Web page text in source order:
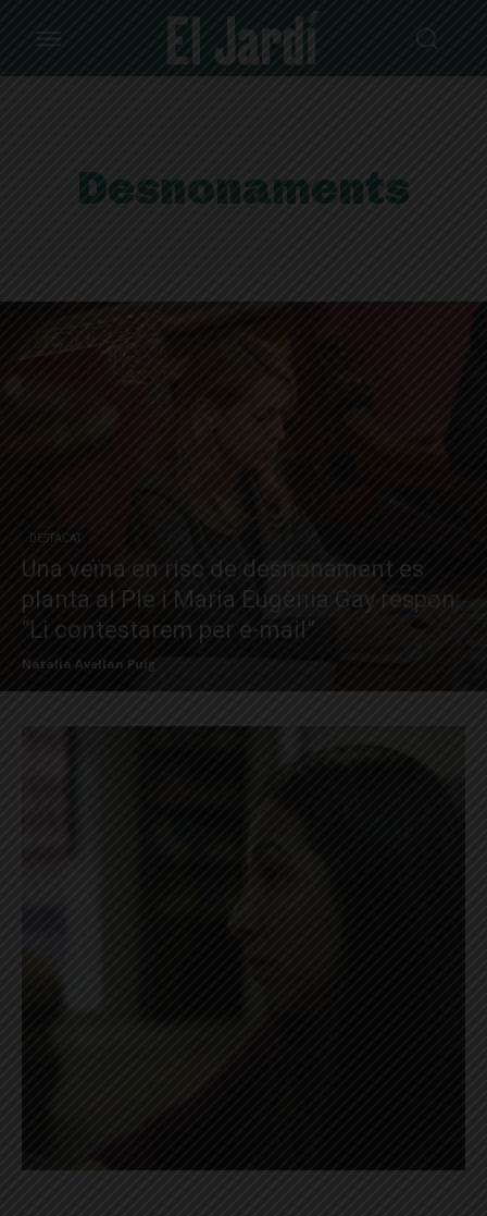
Desnonaments
DESTACAT
Una veïna en risc de desnonament es
planta al Ple i Maria Eugènia Gay respon:
“Li contestarem per e-mail”
Natalia Avellan Puig